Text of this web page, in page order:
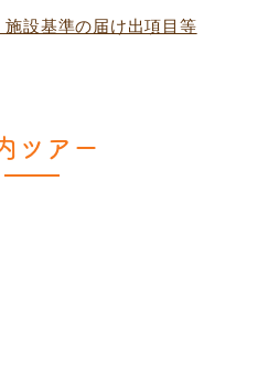
設基準の届け出項目等
ツアー